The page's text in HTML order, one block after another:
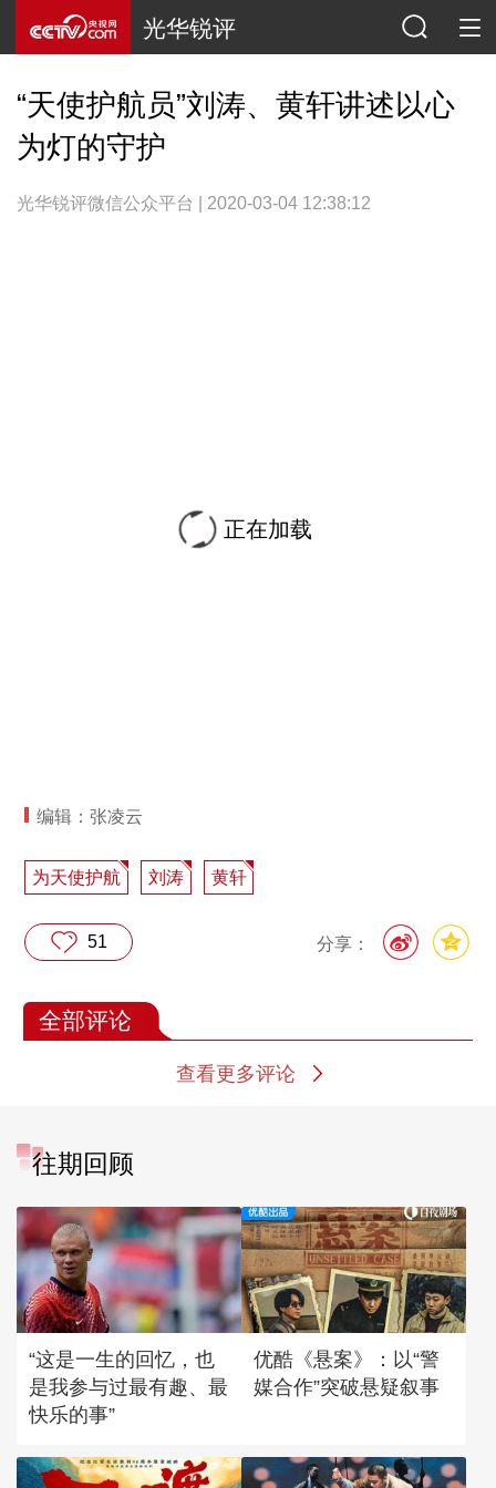
光华锐评
“天使护航员”刘涛、黄轩讲述以心
为灯的守护
光华锐评微信公众平台 | 2020-03-04 12:38:12
正在加载
编辑：张凌云
为天使护航 刘涛 黄轩
分享：
51
全部评论
查看更多评论
往期回顾
“这是一生的回忆，也
是我参与过最有趣、最
快乐的事”
优酷《悬案》：以“警
媒合作”突破悬疑叙事